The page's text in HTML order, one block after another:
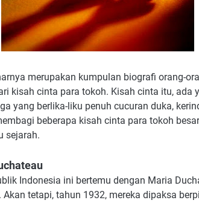
merupakan kumpulan biografi orang-
kisah cinta para tokoh. Kisah cinta itu, ada
yang berlika-liku penuh cucuran duka,
beberapa kisah cinta para tokoh
sejarah.
Indonesia ini bertemu dengan Maria
tetapi, tahun 1932, mereka dipaksa